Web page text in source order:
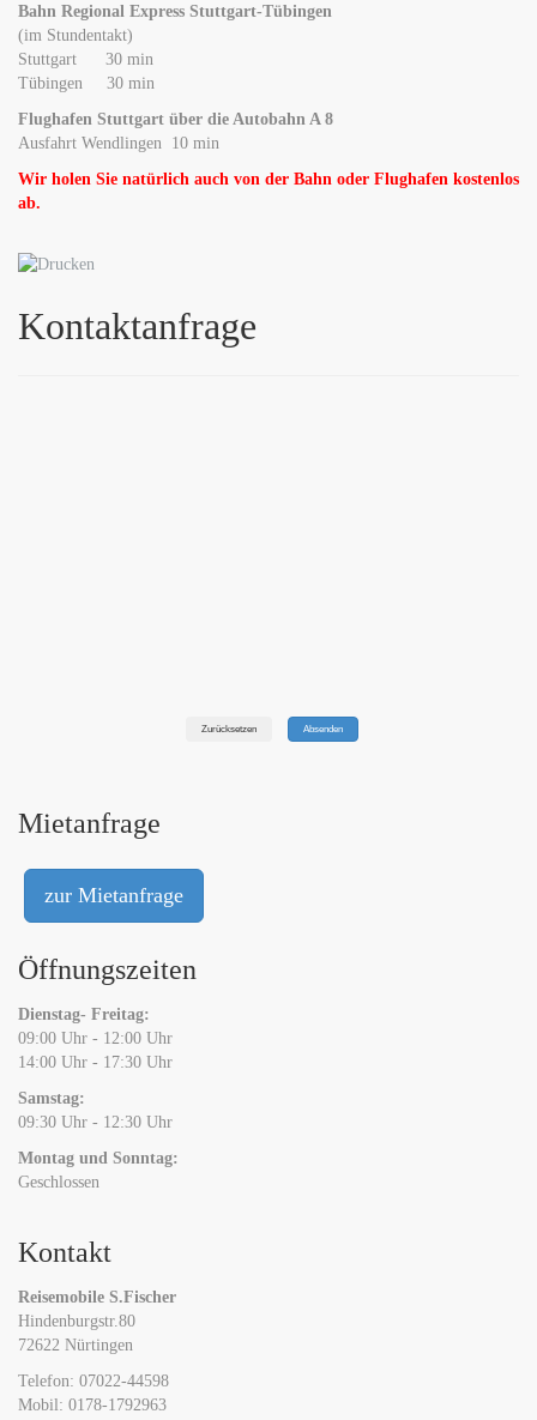
Bahn Regional Express Stuttgart-Tübingen
(im Stundentakt)
Stuttgart 30 min
Tübingen 30 min
Flughafen Stuttgart über die Autobahn A 8
Ausfahrt Wendlingen 10 min
Wir holen Sie natürlich auch von der Bahn oder Flughafen kostenlos
ab.
Kontaktanfrage
Zurücksetzen Absenden
Mietanfrage
zur Mietanfrage
Öffnungszeiten
Dienstag- Freitag:
09:00 Uhr - 12:00 Uhr
14:00 Uhr - 17:30 Uhr
Samstag:
09:30 Uhr - 12:30 Uhr
Montag und Sonntag:
Geschlossen
Kontakt
Reisemobile S.Fischer
Hindenburgstr.80
72622 Nürtingen
Telefon: 07022-44598
Mobil: 0178-1792963